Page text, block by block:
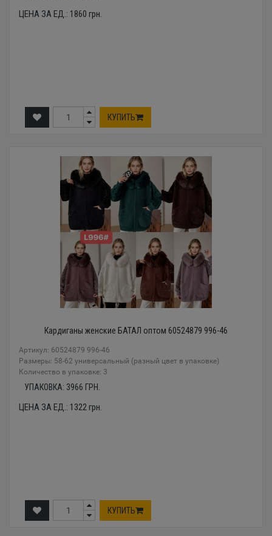
ЦЕНА ЗА ЕД.: 1860 грн.
КУПИТЬ
Кардиганы женские БАТАЛ оптом 60524879 996-46
Артикул: 60524879 996-46
Размеры: 58-62 универсальный (разный цвет в упаковке)
Количество в упаковке: 3
УПАКОВКА: 3966 ГРН.
ЦЕНА ЗА ЕД.: 1322грн.
КУПИТЬ